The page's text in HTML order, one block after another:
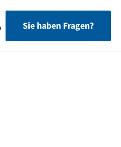
Sie haben Fragen?